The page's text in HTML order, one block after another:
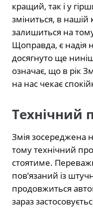
кращий, так і у
зміниться, в нашій
залишиться на
Щоправда, є надія
досягнуто ще
означає, що в рік
на нас чекає
Технічний
Змія зосереджена
тому технічний
стоятиме.
пов’язаний із
продовжиться
зараз